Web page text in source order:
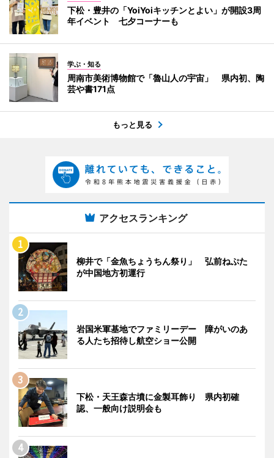
下松・豊井の「YoiYoiキッチンとよい」が開設3周
年イベント 七夕コーナーも
学ぶ・知る
周南市美術博物館で「魯山人の宇宙」 県内初、陶
芸や書171点
もっと見る
アクセスランキング
柳井で「金魚ちょうちん祭り」 弘前ねぷた
が中国地方初運行
岩国米軍基地でファミリーデー 障がいのあ
る人たち招待し航空ショー公開
下松・天王森古墳に金製耳飾り 県内初確
認、一般向け説明会も